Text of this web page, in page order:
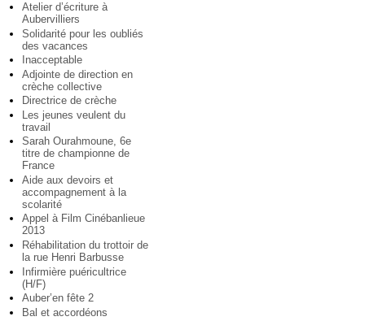
Atelier d’écriture à
Aubervilliers
Solidarité pour les oubliés
des vacances
Inacceptable
Adjointe de direction en
crèche collective
Directrice de crèche
Les jeunes veulent du
travail
Sarah Ourahmoune, 6e
titre de championne de
France
Aide aux devoirs et
accompagnement à la
scolarité
Appel à Film Cinébanlieue
2013
Réhabilitation du trottoir de
la rue Henri Barbusse
Infirmière puéricultrice
(H/F)
Auber’en fête 2
Bal et accordéons